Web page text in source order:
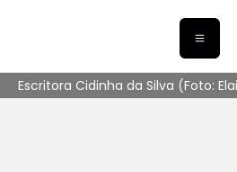
Escritora Cidinha da Silva (Foto: